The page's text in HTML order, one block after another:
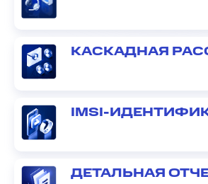
КАСКАДНАЯ
IMSI-
ДЕТАЛЬНАЯ